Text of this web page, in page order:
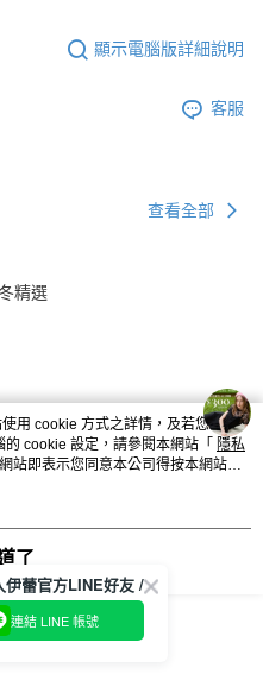
顯示電腦版詳細說明
客服
查看全部
精選
用 cookie 方式之詳情，及若您不希
cookie 設定，請參閱本網站「 隱私
站即表示您同意本公司得按本網站使
了
伊蕾官方LINE好友 /
連結 LINE 帳號